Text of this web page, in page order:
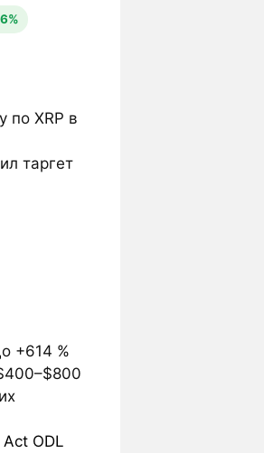
по XRP в
таргет
+614 %
Act ODL